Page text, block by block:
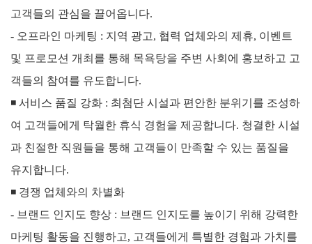
고객들의 관심을 끌어옵니다.
- 오프라인 마케팅 : 지역 광고, 협력 업체와의 제휴, 이벤트
및 프로모션 개최를 통해 목욕탕을 주변 사회에 홍보하고 고
객들의 참여를 유도합니다.
◾ 서비스 품질 강화 : 최첨단 시설과 편안한 분위기를 조성하
여 고객들에게 탁월한 휴식 경험을 제공합니다. 청결한 시설
과 친절한 직원들을 통해 고객들이 만족할 수 있는 품질을
유지합니다.
◾ 경쟁 업체와의 차별화
- 브랜드 인지도 향상 : 브랜드 인지도를 높이기 위해 강력한
마케팅 활동을 진행하고, 고객들에게 특별한 경험과 가치를